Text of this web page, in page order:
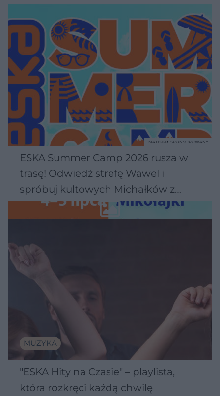
ESKA Summer Camp 2026 rusza w
trasę! Odwiedź strefę Wawel i
spróbuj kultowych Michałków z
Wawelu
MATERIAŁ SPONSOROWANY
MUZYKA
"ESKA Hity na Czasie" – playlista,
która rozkręci każdą chwilę